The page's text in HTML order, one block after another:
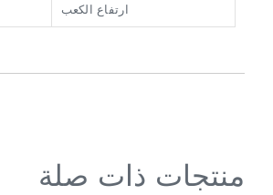
ارتفاع الكعب
منتجات ذات صلة